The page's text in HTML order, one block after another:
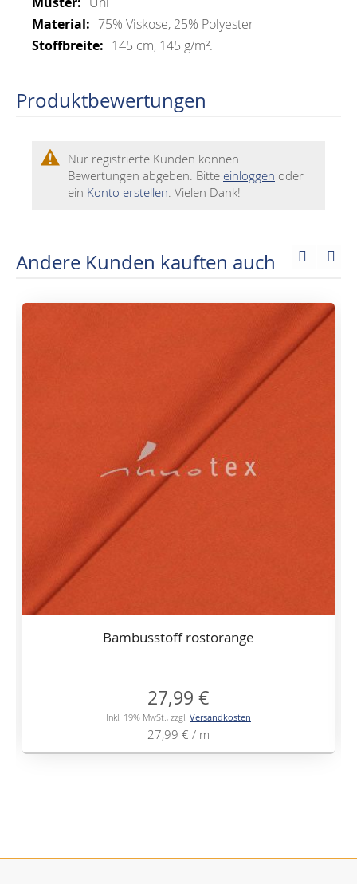
75% Viskose, 25% Polyester
145 cm, 145 g/m².
Produktbewertungen
Nur registrierte Kunden können
Bewertungen abgeben. Bitte einloggen oder
ein Konto erstellen. Vielen Dank!
Andere Kunden kauften auch
Bambusstoff rostorange
27,99 €
Inkl. 19% MwSt., zzgl. Versandkosten
27,99 € / m